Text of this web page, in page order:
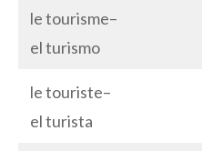
le tourisme–
el turismo
le touriste–
el turista